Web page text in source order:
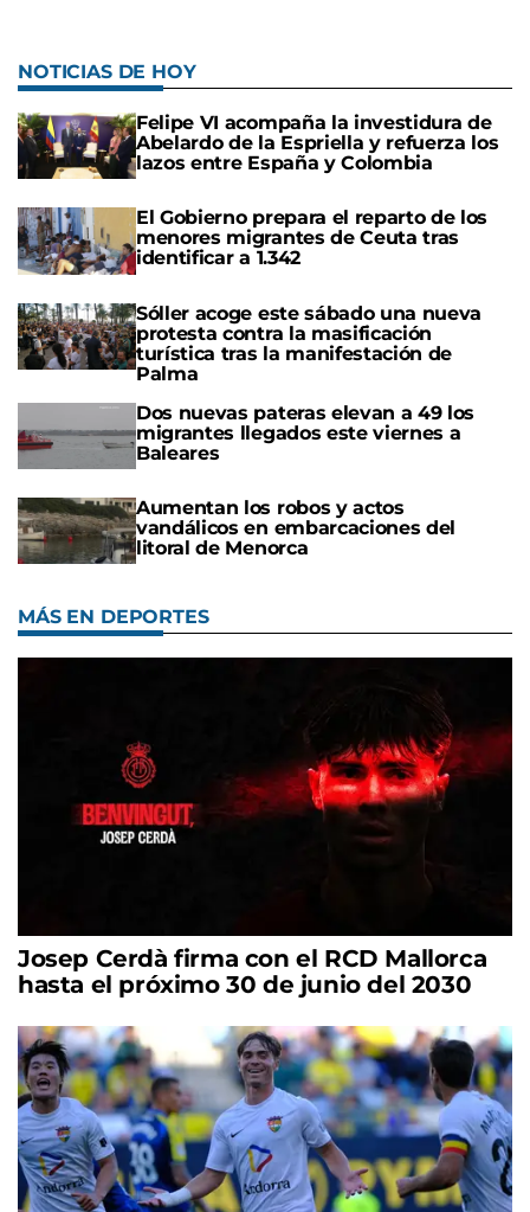
NOTICIAS DE HOY
Felipe VI acompaña la investidura de
Abelardo de la Espriella y refuerza los
lazos entre España y Colombia
El Gobierno prepara el reparto de los
menores migrantes de Ceuta tras
identificar a 1.342
Sóller acoge este sábado una nueva
protesta contra la masificación
turística tras la manifestación de
Palma
Dos nuevas pateras elevan a 49 los
migrantes llegados este viernes a
Baleares
Aumentan los robos y actos
vandálicos en embarcaciones del
litoral de Menorca
MÁS EN DEPORTES
Josep Cerdà firma con el RCD Mallorca
hasta el próximo 30 de junio del 2030